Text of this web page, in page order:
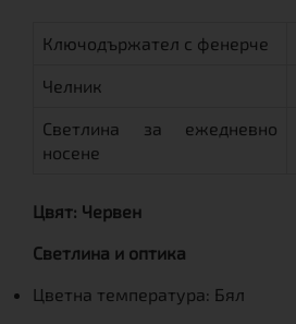
Ключодържател с фенерче
Челник
Светлина за ежедневно
носене
Цвят: Червен
Светлина и оптика
Цветна температура: Бял